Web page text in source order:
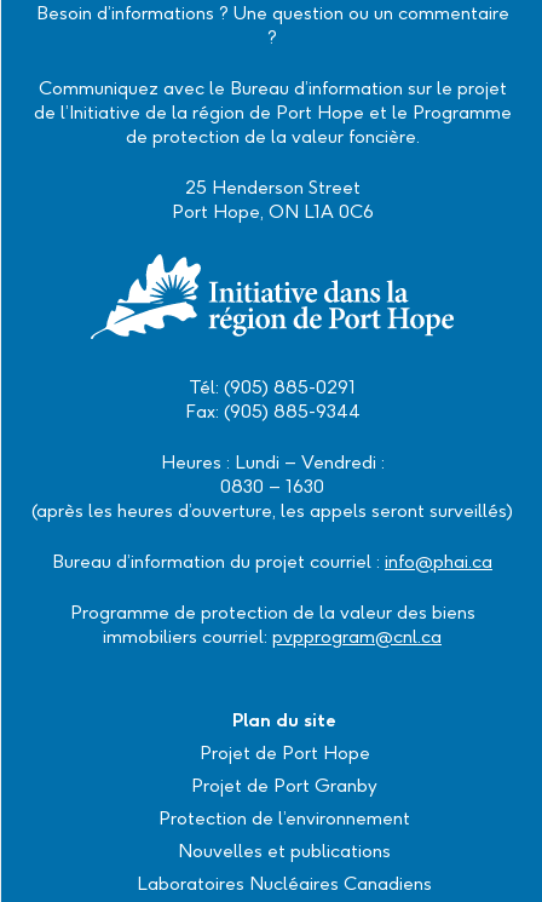
Besoin d’informations ? Une question ou un commentaire
?
Communiquez avec le Bureau d’information sur le projet
de l’Initiative de la région de Port Hope et le Programme
de protection de la valeur foncière.
25 Henderson Street
Port Hope, ON L1A 0C6
Tél: (905) 885-0291
Fax: (905) 885-9344
Heures : Lundi – Vendredi :
0830 – 1630
(après les heures d’ouverture, les appels seront surveillés)
Bureau d’information du projet courriel : info@phai.ca
Programme de protection de la valeur des biens
immobiliers courriel: pvpprogram@cnl.ca
Plan du site
Projet de Port Hope
Projet de Port Granby
Protection de l’environnement
Nouvelles et publications
Laboratoires Nucléaires Canadiens